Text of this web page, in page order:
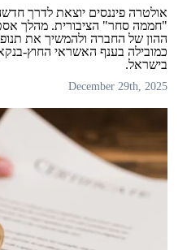
אולטרה פיננסים יוצאת לדרך
"חממה סחר" הציבורית. מהלך
ההון של החברה ולהמשיך את
כמובילה בענף האשראי החוץ-
בישראל.
December 29th, 2025